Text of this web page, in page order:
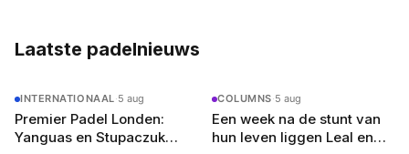
Laatste padelnieuws
INTERNATIONAAL·5 aug
Premier Padel Londen:
Yanguas en Stupaczuk
COLUMNS·5 aug
Een week na de stunt van
hun leven liggen Leal en